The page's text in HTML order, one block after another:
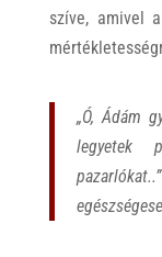
szíve, amivel
„Ó, Ádám
legyetek